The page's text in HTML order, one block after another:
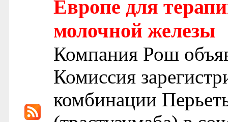
Европе для
молочной железы
Компания Рош
Комиссия
комбинации